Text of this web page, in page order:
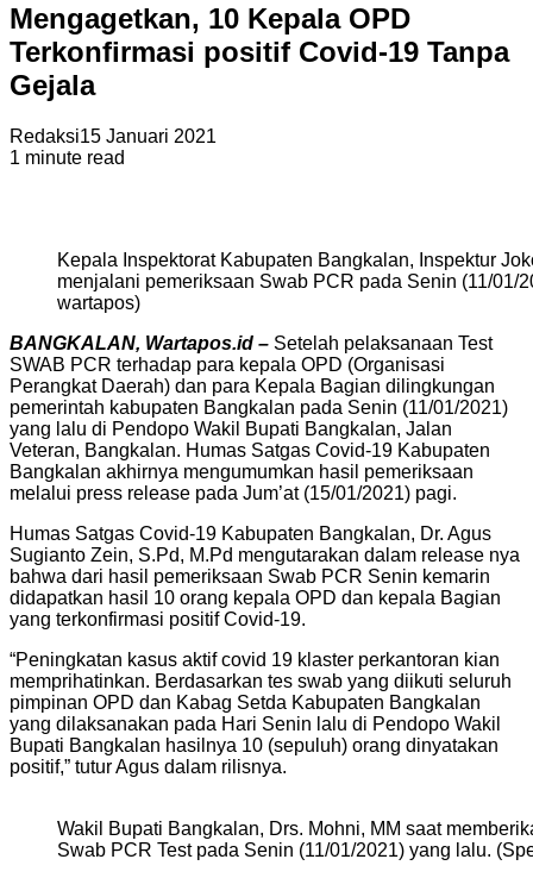
Mengagetkan, 10 Kepala OPD
Terkonfirmasi positif Covid-19 Tanpa
Gejala
Redaksi15 Januari 2021
1 minute read
Kepala Inspektorat Kabupaten Bangkalan, Inspektur
menjalani pemeriksaan Swab PCR pada Senin (11/01/
wartapos)
BANGKALAN, Wartapos.id – Setelah pelaksanaan Test
SWAB PCR terhadap para kepala OPD (Organisasi
Perangkat Daerah) dan para Kepala Bagian dilingkungan
pemerintah kabupaten Bangkalan pada Senin (11/01/2021)
yang lalu di Pendopo Wakil Bupati Bangkalan, Jalan
Veteran, Bangkalan. Humas Satgas Covid-19 Kabupaten
Bangkalan akhirnya mengumumkan hasil pemeriksaan
melalui press release pada Jum’at (15/01/2021) pagi.
Humas Satgas Covid-19 Kabupaten Bangkalan, Dr. Agus
Sugianto Zein, S.Pd, M.Pd mengutarakan dalam release nya
bahwa dari hasil pemeriksaan Swab PCR Senin kemarin
didapatkan hasil 10 orang kepala OPD dan kepala Bagian
yang terkonfirmasi positif Covid-19.
“Peningkatan kasus aktif covid 19 klaster perkantoran kian
memprihatinkan. Berdasarkan tes swab yang diikuti seluruh
pimpinan OPD dan Kabag Setda Kabupaten Bangkalan
yang dilaksanakan pada Hari Senin lalu di Pendopo Wakil
Bupati Bangkalan hasilnya 10 (sepuluh) orang dinyatakan
positif,” tutur Agus dalam rilisnya.
Wakil Bupati Bangkalan, Drs. Mohni, MM saat
Swab PCR Test pada Senin (11/01/2021) yang lalu.